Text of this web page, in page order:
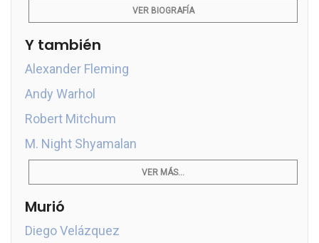
VER BIOGRAFÍA
Y también
Alexander Fleming
Andy Warhol
Robert Mitchum
M. Night Shyamalan
VER MÁS...
Murió
Diego Velázquez